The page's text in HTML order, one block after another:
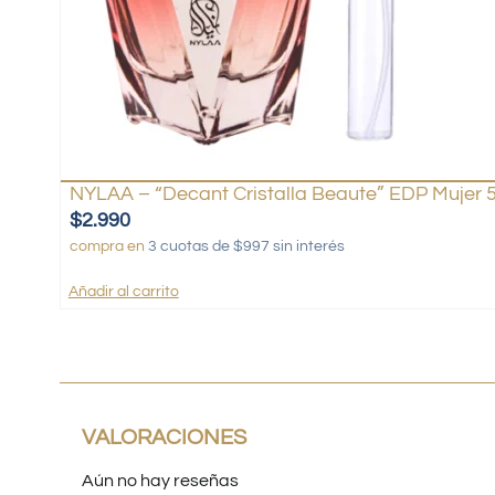
NYLAA – “Decant Cristalla Beaute” EDP Mujer
$2.990
compra en 3 cuotas de $997 sin interés
Añadir al carrito
VALORACIONES
Aún no hay reseñas